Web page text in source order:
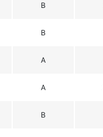
B
B
A
A
B